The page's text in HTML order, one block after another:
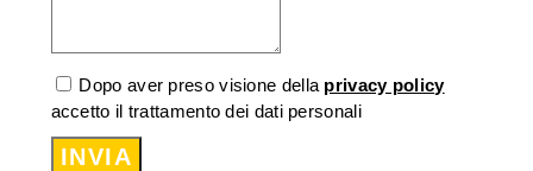
Dopo aver preso visione della privacy policy
accetto il trattamento dei dati personali
INVIA